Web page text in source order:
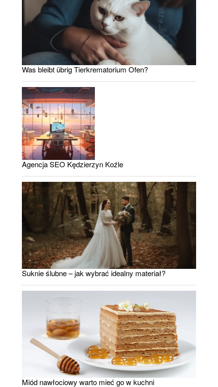
Was bleibt übrig Tierkrematorium Ofen?
Agencja SEO Kędzierzyn Koźle
Suknie ślubne – jak wybrać idealny materiał?
Miód nawłociowy warto mieć go w kuchni